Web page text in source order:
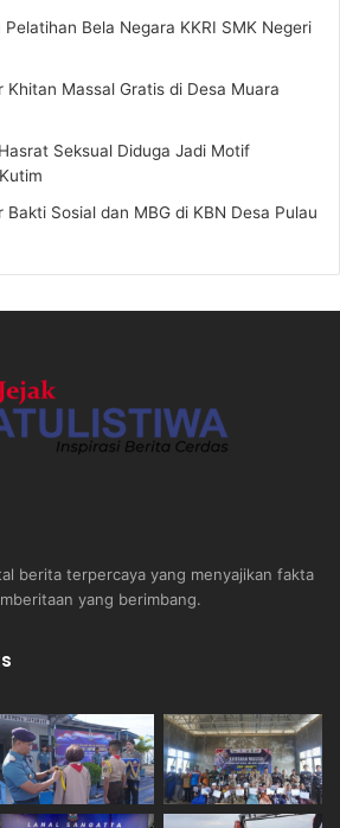
Bela Negara KKRI SMK Negeri
Khitan Massal Gratis di Desa Muara
Seksual Diduga Jadi Motif
Sosial dan MBG di KBN Desa Pulau
berita terpercaya yang menyajikan fakta
yang berimbang.